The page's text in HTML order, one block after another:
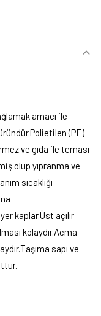
amacı ile
(PE)
ve gıda ile teması
olup yıpranma ve
sıcaklığı
kaplar.Üst açılır
kolaydır.Açma
sapı ve